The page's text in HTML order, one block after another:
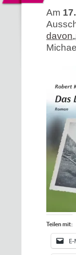
Am
davon
Teilen mit: